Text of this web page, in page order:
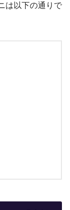
は以下の通りで